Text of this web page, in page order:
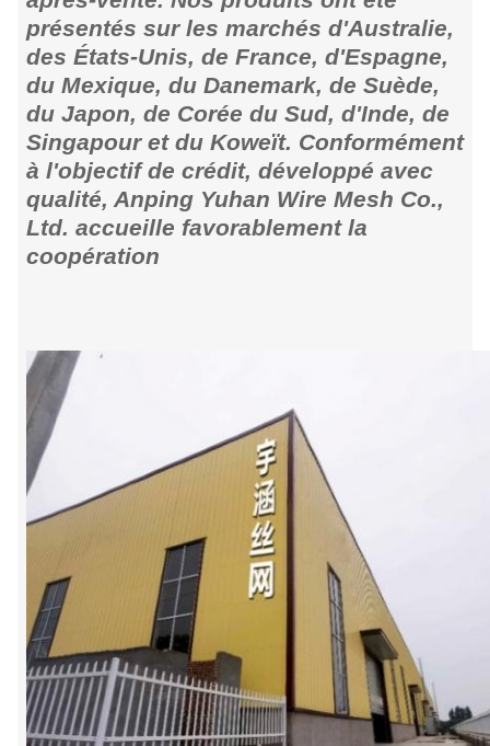
présentés sur les marchés d'Australie,
des États-Unis, de France, d'Espagne,
du Mexique, du Danemark, de Suède,
du Japon, de Corée du Sud, d'Inde, de
Singapour et du Koweït. Conformément
à l'objectif de crédit, développé avec
qualité, Anping Yuhan Wire Mesh Co.,
Ltd. accueille favorablement la
coopération